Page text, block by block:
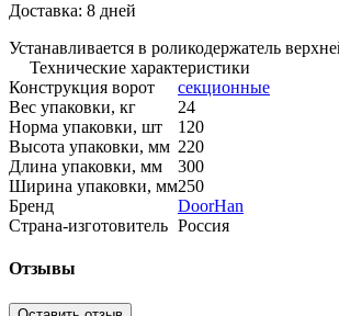
Доставка: 8 дней
Устанавливается в роликодержатель
Технические характеристики
Конструкция ворот
секционные
Вес упаковки, кг
24
Норма упаковки, шт
120
Высота упаковки, мм 220
Длина упаковки, мм
300
Ширина упаковки, мм250
Бренд
DoorHan
Страна-изготовитель Россия
Отзывы